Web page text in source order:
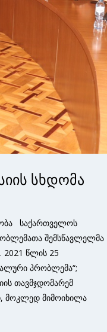
სხდომა
საქართველოს
შემსწავლელმა
2021 წლის 25
პრობლემა“;
თავმჯდომარემ
მოკლედ მიმოიხილა